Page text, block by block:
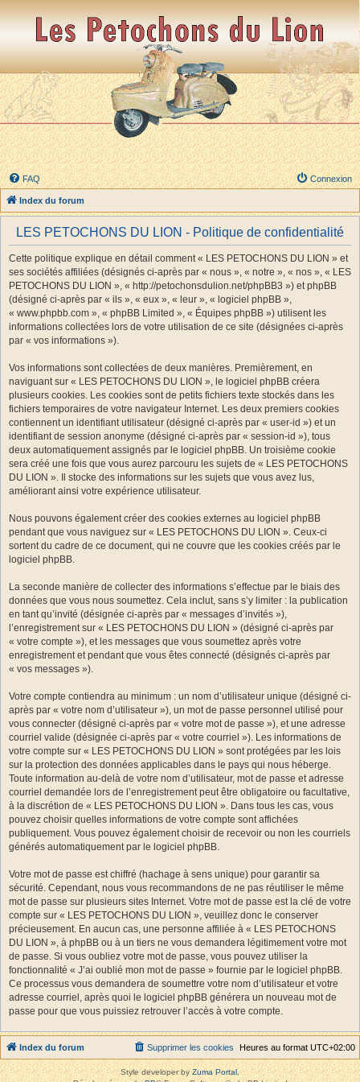
FAQ Connexion
Index du forum
LES PETOCHONS DU LION - Politique de confidentialité
Cette politique explique en détail comment « LES PETOCHONS DU LION » et
ses sociétés affiliées (désignés ci-après par « nous », « notre », « nos », « LES
PETOCHONS DU LION », « http://petochonsdulion.net/phpBB3 ») et phpBB
(désigné ci-après par « ils », « eux », « leur », « logiciel phpBB »,
« www.phpbb.com », « phpBB Limited », « Équipes phpBB ») utilisent les
informations collectées lors de votre utilisation de ce site (désignées ci-après
par « vos informations »).
Vos informations sont collectées de deux manières. Premièrement, en
naviguant sur « LES PETOCHONS DU LION », le logiciel phpBB créera
plusieurs cookies. Les cookies sont de petits fichiers texte stockés dans les
fichiers temporaires de votre navigateur Internet. Les deux premiers cookies
contiennent un identifiant utilisateur (désigné ci-après par « user-id ») et un
identifiant de session anonyme (désigné ci-après par « session-id »), tous
deux automatiquement assignés par le logiciel phpBB. Un troisième cookie
sera créé une fois que vous aurez parcouru les sujets de « LES PETOCHONS
DU LION ». Il stocke des informations sur les sujets que vous avez lus,
améliorant ainsi votre expérience utilisateur.
Nous pouvons également créer des cookies externes au logiciel phpBB
pendant que vous naviguez sur « LES PETOCHONS DU LION ». Ceux-ci
sortent du cadre de ce document, qui ne couvre que les cookies créés par le
logiciel phpBB.
La seconde manière de collecter des informations s’effectue par le biais des
données que vous nous soumettez. Cela inclut, sans s’y limiter : la publication
en tant qu’invité (désignée ci-après par « messages d’invités »),
l’enregistrement sur « LES PETOCHONS DU LION » (désigné ci-après par
« votre compte »), et les messages que vous soumettez après votre
enregistrement et pendant que vous êtes connecté (désignés ci-après par
« vos messages »).
Votre compte contiendra au minimum : un nom d’utilisateur unique (désigné ci-
après par « votre nom d’utilisateur »), un mot de passe personnel utilisé pour
vous connecter (désigné ci-après par « votre mot de passe »), et une adresse
courriel valide (désignée ci-après par « votre courriel »). Les informations de
votre compte sur « LES PETOCHONS DU LION » sont protégées par les lois
sur la protection des données applicables dans le pays qui nous héberge.
Toute information au-delà de votre nom d’utilisateur, mot de passe et adresse
courriel demandée lors de l’enregistrement peut être obligatoire ou facultative,
à la discrétion de « LES PETOCHONS DU LION ». Dans tous les cas, vous
pouvez choisir quelles informations de votre compte sont affichées
publiquement. Vous pouvez également choisir de recevoir ou non les courriels
générés automatiquement par le logiciel phpBB.
Votre mot de passe est chiffré (hachage à sens unique) pour garantir sa
sécurité. Cependant, nous vous recommandons de ne pas réutiliser le même
mot de passe sur plusieurs sites Internet. Votre mot de passe est la clé de votre
compte sur « LES PETOCHONS DU LION », veuillez donc le conserver
précieusement. En aucun cas, une personne affiliée à « LES PETOCHONS
DU LION », à phpBB ou à un tiers ne vous demandera légitimement votre mot
de passe. Si vous oubliez votre mot de passe, vous pouvez utiliser la
fonctionnalité « J’ai oublié mon mot de passe » fournie par le logiciel phpBB.
Ce processus vous demandera de soumettre votre nom d’utilisateur et votre
adresse courriel, après quoi le logiciel phpBB générera un nouveau mot de
passe pour que vous puissiez retrouver l’accès à votre compte.
Index du forum Heures au format UTC+02:00
Supprimer les cookies
Style developer byZuma Portal,